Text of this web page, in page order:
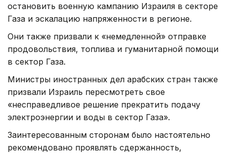
остановить военную кампанию Израиля в секторе
Газа и эскалацию напряженности в регионе.
Они также призвали к «немедленной» отправке
продовольствия, топлива и гуманитарной помощи
в сектор Газа.
Министры иностранных дел арабских стран также
призвали Израиль пересмотреть свое
«несправедливое решение прекратить подачу
электроэнергии и воды в сектор Газа».
Заинтересованным сторонам было настоятельно
рекомендовано проявлять сдержанность,